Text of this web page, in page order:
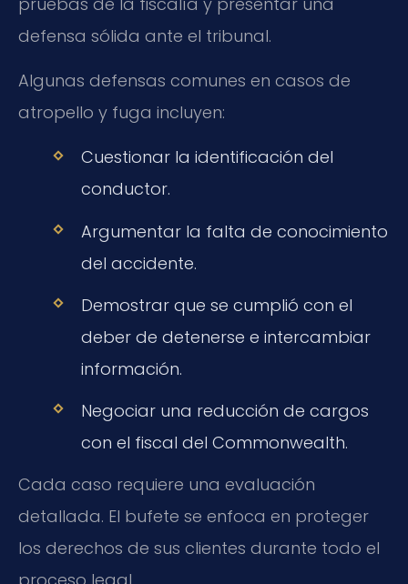
defensa sólida ante el tribunal.
Algunas defensas comunes en casos de
atropello y fuga incluyen:
Cuestionar la identificación del
conductor.
Argumentar la falta de conocimiento
del accidente.
Demostrar que se cumplió con el
deber de detenerse e intercambiar
información.
Negociar una reducción de cargos
con el fiscal del Commonwealth.
Cada caso requiere una evaluación
detallada. El bufete se enfoca en proteger
los derechos de sus clientes durante todo el